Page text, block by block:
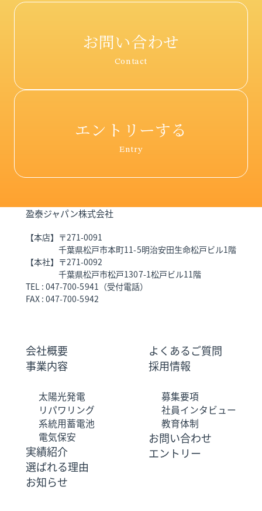
お問い合わせ
Contact
エントリーする
Entry
盈泰ジャパン株式会社
【本店】 〒271-0091
千葉県松戸市本町11-5明治安田生命松戸ビル1階
【本社】 〒271-0092
千葉県松戸市松戸1307-1松戸ビル11階
TEL 047-700-5941 （受付電話）
FAX 047-700-5942
会社概要
事業内容
太陽光発電
リパワリング
系統用蓄電池
電気保安
実績紹介
選ばれる理由
お知らせ
よくあるご質問
採用情報
募集要項
社員インタビュー
教育体制
お問い合わせ
エントリー